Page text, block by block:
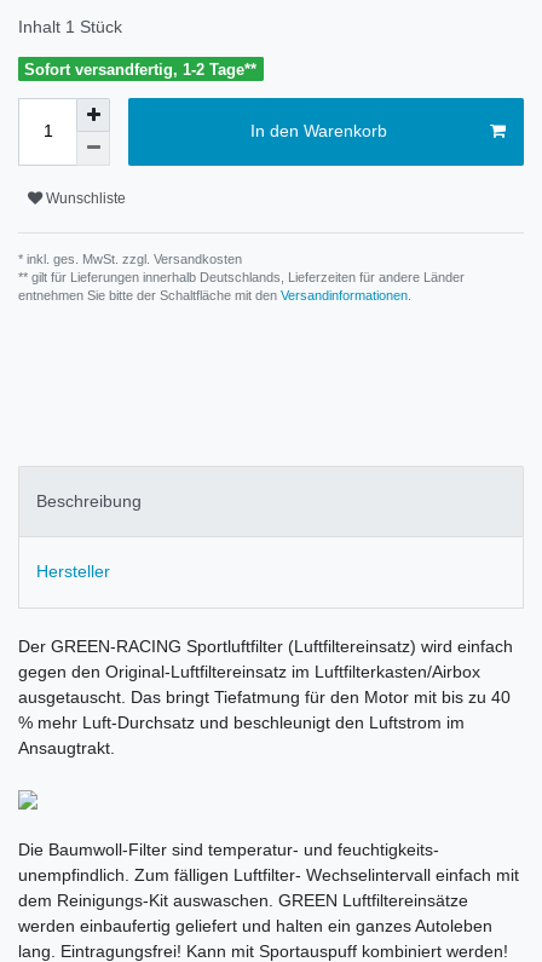
Inhalt 1 Stück
Sofort versandfertig, 1-2 Tage**
In den Warenkorb
Wunschliste
* inkl. ges. MwSt. zzgl. Versandkosten
** gilt für Lieferungen innerhalb Deutschlands, Lieferzeiten für andere Länder
entnehmen Sie bitte der Schaltfläche mit den Versandinformationen
Beschreibung
Hersteller
Der GREEN-RACING Sportluftfilter (Luftfiltereinsatz) wird einfach
gegen den Original-Luftfiltereinsatz im Luftfilterkasten/Airbox
ausgetauscht. Das bringt Tiefatmung für den Motor mit bis zu 40
% mehr Luft-Durchsatz und beschleunigt den Luftstrom im
Ansaugtrakt.
Die Baumwoll-Filter sind temperatur- und feuchtigkeits-
unempfindlich. Zum fälligen Luftfilter- Wechselintervall einfach mit
dem Reinigungs-Kit auswaschen. GREEN Luftfiltereinsätze
werden einbaufertig geliefert und halten ein ganzes Autoleben
lang. Eintragungsfrei! Kann mit Sportauspuff kombiniert werden!